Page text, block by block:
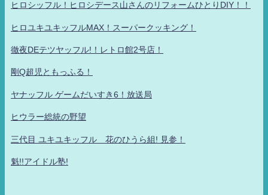
ヒロシッフル！ヒロシデース山さんのリフォームひとりDIY！！
ヒロユキユキッフルMAX！スーパークッキング！
徹夜DEテツヤッフル!！レトロ館2号店！
剛Q超児ともっふる！
ヤナッフル ゲームだいすき6！放送局
ヒウラー総統の野望
三代目 ユキユキッフル 花のひうら組! 見参！
魁!!アイドル塾!